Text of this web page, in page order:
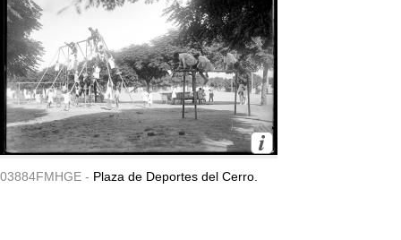
03884FMHGE - Plaza de Deportes del Cerro.